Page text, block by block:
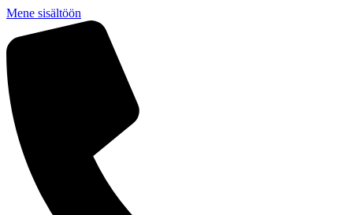
Mene sisältöön